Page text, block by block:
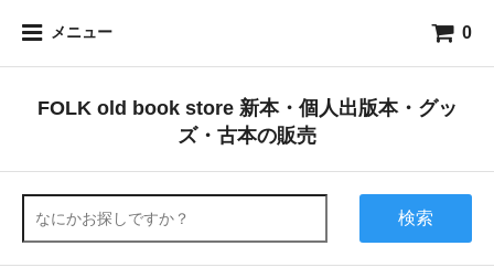
メニュー 0
FOLK old book store 新本・個人出版本・グッ
ズ・古本の販売
検索